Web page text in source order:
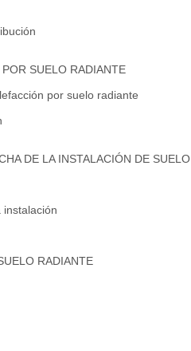
SUELO RADIANTE
por suelo radiante
DE LA INSTALACIÓN DE SUELO
RADIANTE